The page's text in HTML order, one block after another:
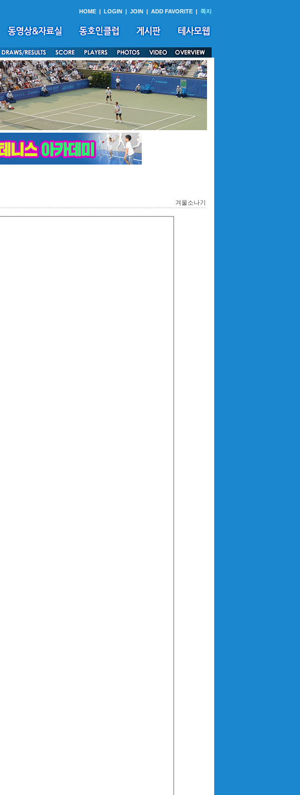
HOME | LOGIN | JOIN | ADD FAVORITE | 쪽지
겨울소나기